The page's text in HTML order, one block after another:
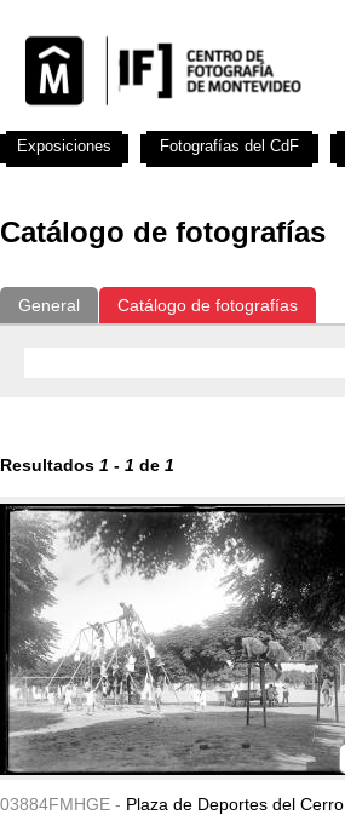
Catálogo de fotografías
General Catálogo de fotografías
Resultados 1 - 1 de 1
03884FMHGE - Plaza de Deportes del Cerro.
Exposiciones Fotografías del CdF